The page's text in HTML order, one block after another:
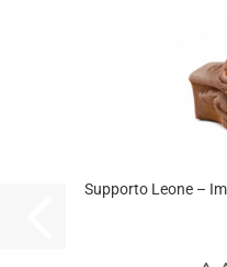
Supporto Leone –